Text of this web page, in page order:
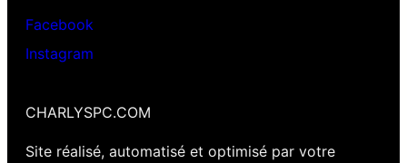
Facebook
Instagram
CHARLYSPC.COM
Site réalisé, automatisé et optimisé par votre